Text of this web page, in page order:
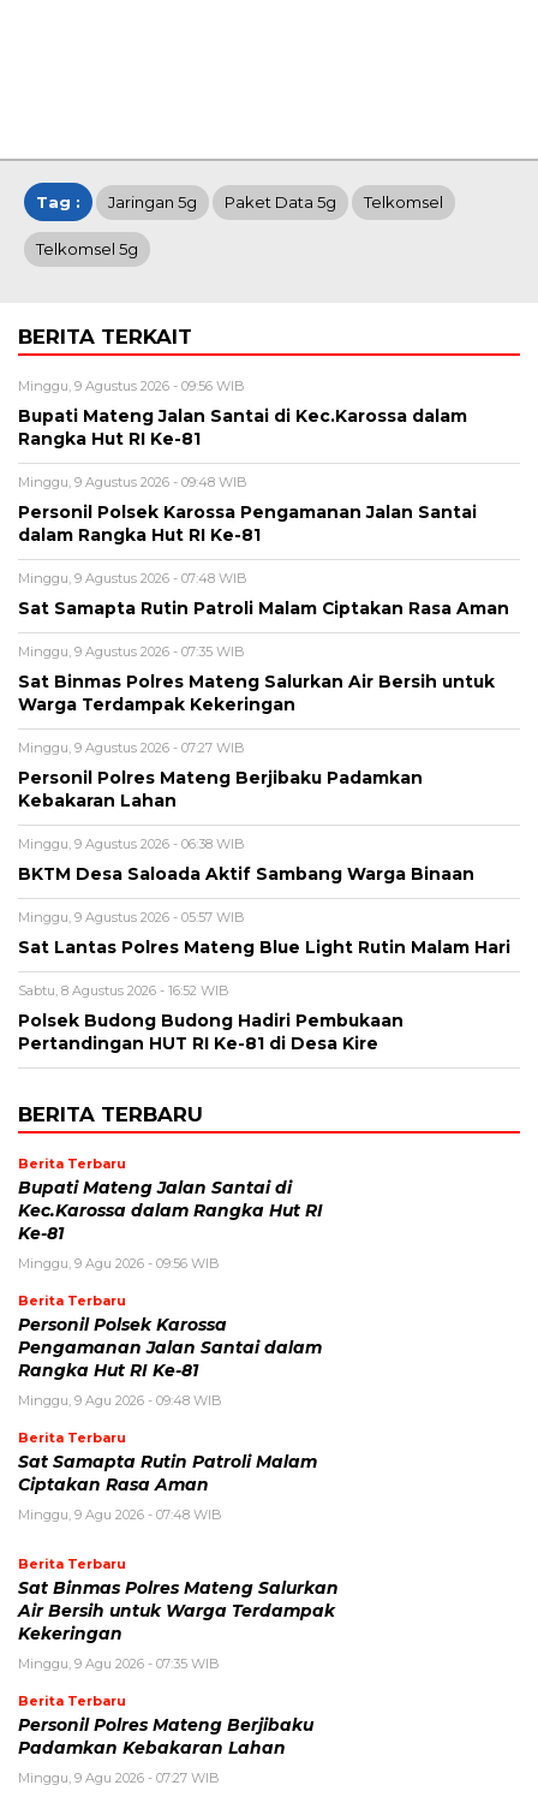
Tag : Jaringan 5g Paket Data 5g Telkomsel
Telkomsel 5g
BERITA TERKAIT
Minggu, 9 Agustus 2026 - 09:56 WIB
Bupati Mateng Jalan Santai di Kec.Karossa dalam
Rangka Hut RI Ke-81
Minggu, 9 Agustus 2026 - 09:48 WIB
Personil Polsek Karossa Pengamanan Jalan Santai
dalam Rangka Hut RI Ke-81
Minggu, 9 Agustus 2026 - 07:48 WIB
Sat Samapta Rutin Patroli Malam Ciptakan Rasa Aman
Minggu, 9 Agustus 2026 - 07:35 WIB
Sat Binmas Polres Mateng Salurkan Air Bersih untuk
Warga Terdampak Kekeringan
Minggu, 9 Agustus 2026 - 07:27 WIB
Personil Polres Mateng Berjibaku Padamkan
Kebakaran Lahan
Minggu, 9 Agustus 2026 - 06:38 WIB
BKTM Desa Saloada Aktif Sambang Warga Binaan
Minggu, 9 Agustus 2026 - 05:57 WIB
Sat Lantas Polres Mateng Blue Light Rutin Malam Hari
Sabtu, 8 Agustus 2026 - 16:52 WIB
Polsek Budong Budong Hadiri Pembukaan
Pertandingan HUT RI Ke-81 di Desa Kire
BERITA TERBARU
Berita Terbaru
Bupati Mateng Jalan Santai di
Kec.Karossa dalam Rangka Hut RI
Ke-81
Minggu, 9 Agu 2026 - 09:56 WIB
Berita Terbaru
Personil Polsek Karossa
Pengamanan Jalan Santai dalam
Rangka Hut RI Ke-81
Minggu, 9 Agu 2026 - 09:48 WIB
Berita Terbaru
Sat Samapta Rutin Patroli Malam
Ciptakan Rasa Aman
Minggu, 9 Agu 2026 - 07:48 WIB
Berita Terbaru
Sat Binmas Polres Mateng Salurkan
Air Bersih untuk Warga Terdampak
Kekeringan
Minggu, 9 Agu 2026 - 07:35 WIB
Berita Terbaru
Personil Polres Mateng Berjibaku
Padamkan Kebakaran Lahan
Minggu, 9 Agu 2026 - 07:27 WIB